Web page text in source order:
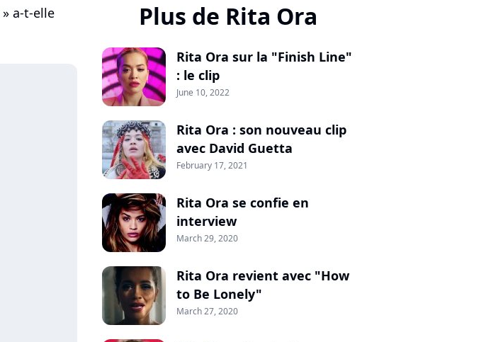
» a-t-elle
Plus de Rita Ora
Rita Ora sur la "Finish Line"
: le clip
June 10, 2022
Rita Ora : son nouveau clip
avec David Guetta
February 17, 2021
Rita Ora se confie en
interview
March 29, 2020
Rita Ora revient avec "How
to Be Lonely"
March 27, 2020